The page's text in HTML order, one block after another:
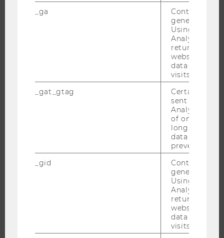
DOKTORAT / PHD
INTERNATIONALE UND INCOMING EXCHANGE STUDIERENDE
ANGEBOTE FÜR SCHULEN UND STUDIENINTERESSIERTE
FORSCHUNGSPORTAL
_ga
Contains a
generated
Using this
Analytics can
returning
website and
data from
visits.
_gat_gtag
Certain data
sent to
Analytics a
of once per
long as it is
data
prevented.
_gid
Contains a
generated
Using this
Analytics can
returning
website and
data from
visits.